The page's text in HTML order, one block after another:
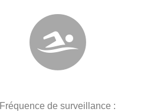
Fréquence de surveillance :